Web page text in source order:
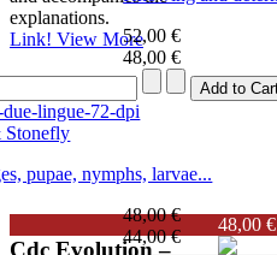
explanations.
Link! View More
Cdc Evolution –
48,00 €
52,00 €
48,00 €
Stonefly
pupae, nymphs, larvae...
48,00 €
44,00 €